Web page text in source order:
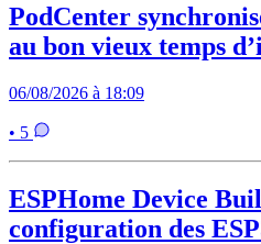
PodCenter
au bon vieux temps
06/08/2026 à 18:09
• 5
ESPHome Device
configuration des